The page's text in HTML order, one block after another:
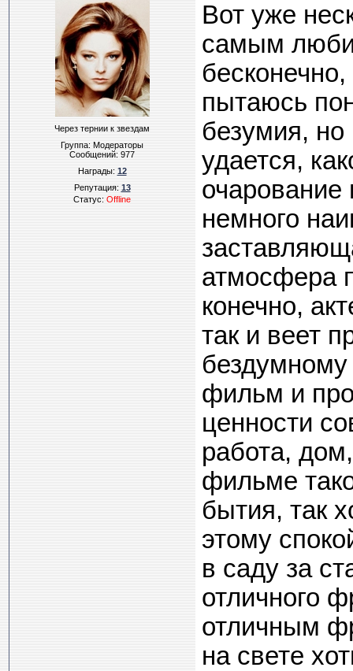
Через тернии к звездам
Группа: Модераторы
Сообщений:977
Награды:12
Репутация:13
Статус:Offline
Вот уже
самым
пытаюсь
безумия, но
удается,
очарование
немного
атмосфера
конечно,
так и веет
фильм и
ценности
работа,
фильме
бытия, так
этому
в саду за
отличного
отличным
на свете